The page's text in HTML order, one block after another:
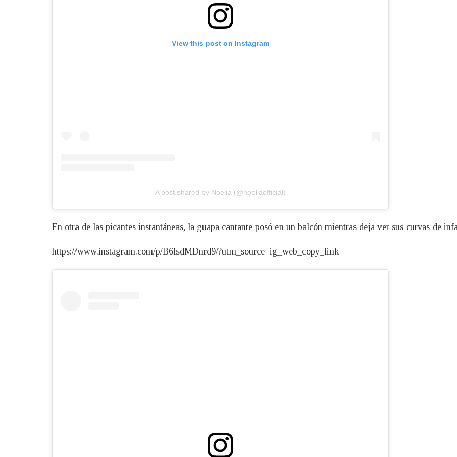
View this post on Instagram
A post shared by Noelia (@noeliaofficial)
En otra de las picantes instantáneas, la guapa cantante posó en un balcón mientras deja ver sus curvas de
https://www.instagram.com/p/B6lsdMDnrd9/?utm_source=ig_web_copy_link